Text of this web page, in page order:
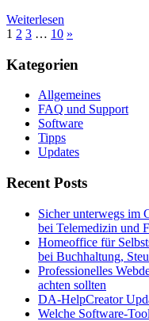
Weiterlesen
der
Beiträge
1 2 3 … 10 Nächste
»
Kategorien
Allgemeines
FAQ und Support
Software
Tipps
Updates
Recent Posts
Sicher unterwegs im
bei Telemedizin und
Homeoffice für
bei Buchhaltung,
Professionelles
achten sollten
DA-HelpCreator
Welche Software-